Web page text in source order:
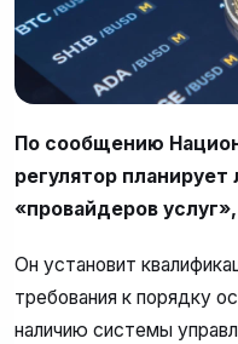
По сообщению
регулятор планирует
«провайдеров
Он установит
требования к порядку
наличию системы